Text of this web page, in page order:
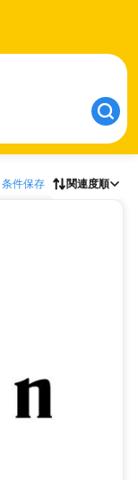
条件保存 関連度順